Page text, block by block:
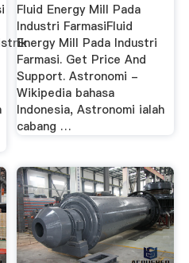
Fluid Energy Mill Pada
Industri FarmasiFluid
Energy Mill Pada Industri
Farmasi. Get Price And
Support. Astronomi -
Wikipedia bahasa
Indonesia, Astronomi ialah
cabang …